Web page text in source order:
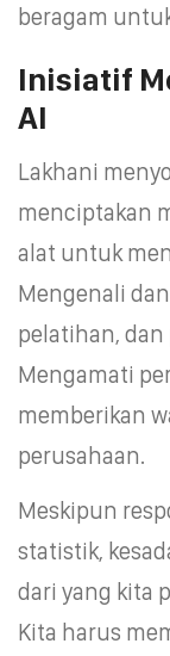
beragam
Inisiatif
AI
Lakhani
menciptakan
alat untuk
Mengenali
pelatihan,
Mengamati
memberikan
perusahaan.
Meskipun
statistik,
dari yang kita
Kita harus